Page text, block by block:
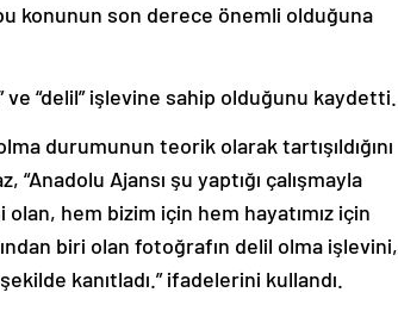
konunun son derece önemli olduğuna
ve “delil” işlevine sahip olduğunu kaydetti.
durumunun teorik olarak tartışıldığını
Ajansı şu yaptığı çalışmayla
hem bizim için hem hayatımız için
biri olan fotoğrafın delil olma işlevini,
kanıtladı.” ifadelerini kullandı.